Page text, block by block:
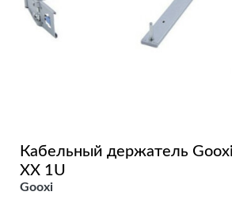
Кабельный держатель
XX 1U
Gooxi